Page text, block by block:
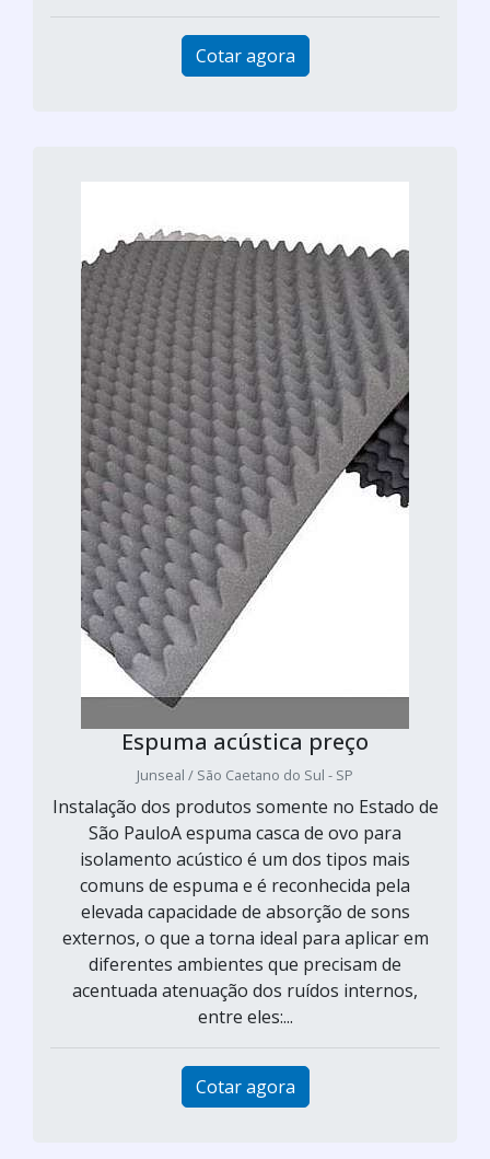
Cotar agora
Espuma acústica preço
Junseal / São Caetano do Sul - SP
Instalação dos produtos somente no Estado de
São PauloA espuma casca de ovo para
isolamento acústico é um dos tipos mais
comuns de espuma e é reconhecida pela
elevada capacidade de absorção de sons
externos, o que a torna ideal para aplicar em
diferentes ambientes que precisam de
acentuada atenuação dos ruídos internos,
entre eles:...
Cotar agora